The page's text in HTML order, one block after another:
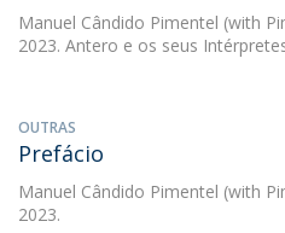
Manuel Cândido Pimentel (with
2023. Antero e os seus
OUTRAS
Prefácio
Manuel Cândido Pimentel (with
2023.